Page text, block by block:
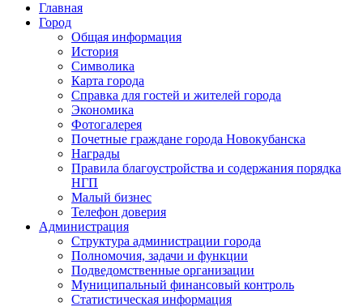
Главная
Город
Общая информация
История
Символика
Карта города
Справка для гостей и жителей города
Экономика
Фотогалерея
Почетные граждане города Новокубанска
Награды
Правила благоустройства и содержания порядка
НГП
Малый бизнес
Телефон доверия
Администрация
Структура администрации города
Полномочия, задачи и функции
Подведомственные организации
Муниципальный финансовый контроль
Статистическая информация